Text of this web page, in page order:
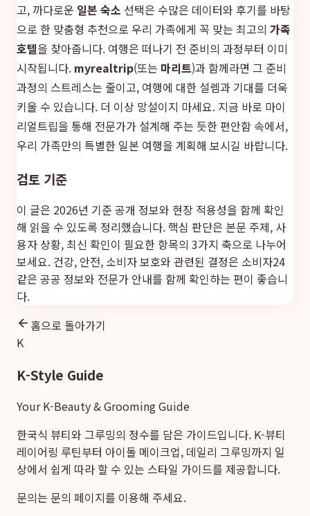
고, 까다로운 일본 숙소 선택은 수많은 데이터와 후기를 바탕
으로 한 맞춤형 추천으로 우리 가족에게 꼭 맞는 최고의 가족
호텔을 찾아줍니다. 여행은 떠나기 전 준비의 과정부터 이미
시작됩니다. myrealtrip(또는 마리트)과 함께라면 그 준비
과정의 스트레스는 줄이고, 여행에 대한 설렘과 기대를 더욱
키울 수 있습니다. 더 이상 망설이지 마세요. 지금 바로 마이
리얼트립을 통해 전문가가 설계해 주는 듯한 편안함 속에서,
우리 가족만의 특별한 일본 여행을 계획해 보시길 바랍니다.
검토 기준
이 글은 2026년 기준 공개 정보와 현장 적용성을 함께 확인
해 읽을 수 있도록 정리했습니다. 핵심 판단은 본문 주제, 사
용자 상황, 최신 확인이 필요한 항목의 3가지 축으로 나누어
보세요. 건강, 안전, 소비자 보호와 관련된 결정은 소비자24
같은 공공 정보와 전문가 안내를 함께 확인하는 편이 좋습니
다.
홈으로 돌아가기
K
K-Style Guide
Your K-Beauty & Grooming Guide
한국식 뷰티와 그루밍의 정수를 담은 가이드입니다. K-뷰티
레이어링 루틴부터 아이돌 메이크업, 데일리 그루밍까지 일
상에서 쉽게 따라 할 수 있는 스타일 가이드를 제공합니다.
문의는 문의 페이지를 이용해 주세요.